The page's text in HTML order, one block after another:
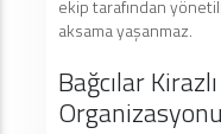
ekip tarafından
aksama yaşanmaz.
Bağcılar
Organizasyonu